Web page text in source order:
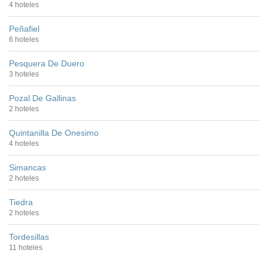
4 hoteles
Peñafiel
6 hoteles
Pesquera De Duero
3 hoteles
Pozal De Gallinas
2 hoteles
Quintanilla De Onesimo
4 hoteles
Simancas
2 hoteles
Tiedra
2 hoteles
Tordesillas
11 hoteles